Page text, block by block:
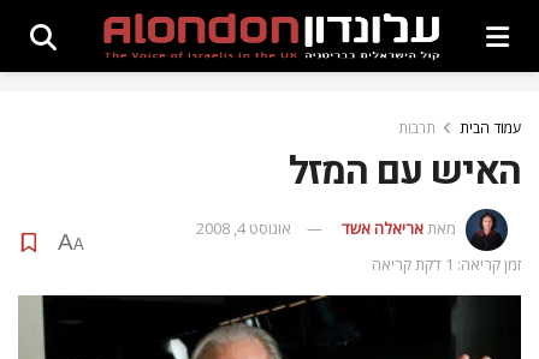
עמוד הבית תרבות
האיש עם המזל
מאתאריאלה אשד
אוגוסט 4, 2008
זמן קריאה: 1 דקת קריאה
A
A